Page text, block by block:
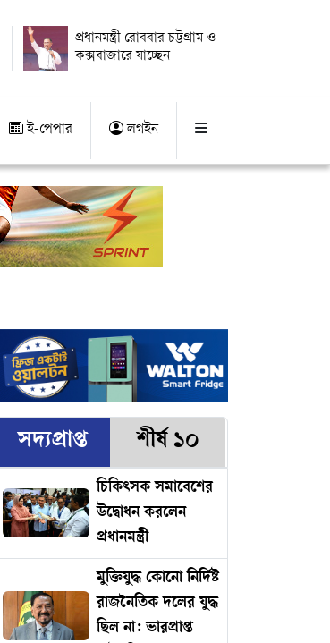
প্রধানমন্ত্রী রোববার চট্টগ্রাম ও
কক্সবাজারে যাচ্ছেন
ই-পেপার লগইন
সদ্যপ্রাপ্ত শীর্ষ ১০
চিকিৎসক সমাবেশের
উদ্বোধন করলেন
প্রধানমন্ত্রী
মুক্তিযুদ্ধ কোনো নির্দিষ্ট
রাজনৈতিক দলের যুদ্ধ
ছিল না: ভারপ্রাপ্ত